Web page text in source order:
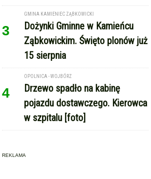
3
GMINA KAMIENIEC ZĄBKOWICKI
Dożynki Gminne w Kamieńcu
Ząbkowickim. Święto plonów już
15 sierpnia
4
OPOLNICA - WOJBÓRZ
Drzewo spadło na kabinę
pojazdu dostawczego. Kierowca
w szpitalu [foto]
REKLAMA